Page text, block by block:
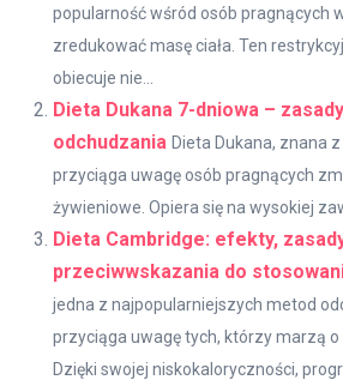
popularność wśród osób pragnących
zredukować masę ciała. Ten
obiecuje nie...
Dieta Dukana 7-dniowa –
odchudzania Dieta Dukana, znana
przyciąga uwagę osób pragnących
żywieniowe. Opiera się na wysokiej
Dieta Cambridge: efekty,
przeciwwskazania do
jedna z najpopularniejszych metod
przyciąga uwagę tych, którzy marzą
Dzięki swojej niskokaloryczności,